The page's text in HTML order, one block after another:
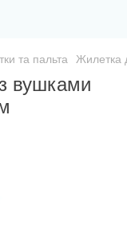
та пальта Жилетка
вушками